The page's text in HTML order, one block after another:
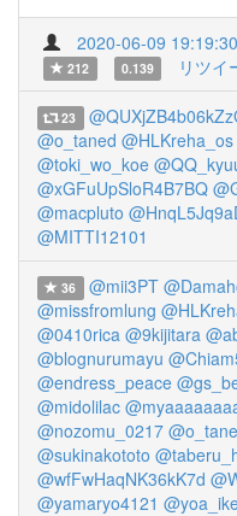
2020-06-09 19:19:30
212
0.139 リツイ
23
@o_taned @HLKreha_os
@toki_wo_koe
@xGFuUpSloR4B7BQ
@macpluto
@MITTI12101
36 @mii3PT
@missfromlung
@0410rica @9kijitara
@blognurumayu
@endress_peace
@midolilac
@nozomu_0217
@sukinakototo
@wfFwHaqNK36kK7d
@yamaryo4121